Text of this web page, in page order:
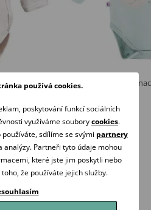
Eevi Body
Mellow MINT
209 Kč
Skladem
Koupit
používá cookies.
poskytování funkcí sociálních
využíváme souborycookies.
sdílíme se svými partnery
analýzy. Partneři tyto údaje mohou
které jste jim poskytli nebo
že používáte jejich služby.